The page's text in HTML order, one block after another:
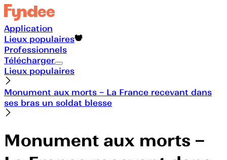
Application
Lieux populaires
Professionnels
Télécharger
Lieux populaires
Monument aux morts – La France recevant dans
ses bras un soldat blesse
Monument aux morts –